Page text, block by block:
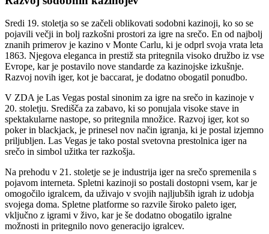
Sredi 19. stoletja so se začeli oblikovati sodobni kazinoji, ko so se
pojavili večji in bolj razkošni prostori za igre na srečo. En od najbolj
znanih primerov je kazino v Monte Carlu, ki je odprl svoja vrata leta
1863. Njegova eleganca in prestiž sta pritegnila visoko družbo iz vse
Evrope, kar je postavilo nove standarde za kazinojske izkušnje.
Razvoj novih iger, kot je baccarat, je dodatno obogatil ponudbo.
V ZDA je Las Vegas postal sinonim za igre na srečo in kazinoje v
20. stoletju. Središča za zabavo, ki so ponujala visoke stave in
spektakularne nastope, so pritegnila množice. Razvoj iger, kot so
poker in blackjack, je prinesel nov način igranja, ki je postal izjemno
priljubljen. Las Vegas je tako postal svetovna prestolnica iger na
srečo in simbol užitka ter razkošja.
Na prehodu v 21. stoletje se je industrija iger na srečo spremenila s
pojavom interneta. Spletni kazinoji so postali dostopni vsem, kar je
omogočilo igralcem, da uživajo v svojih najljubših igrah iz udobja
svojega doma. Spletne platforme so razvile široko paleto iger,
vključno z igrami v živo, kar je še dodatno obogatilo igralne
možnosti in pritegnilo novo generacijo igralcev.